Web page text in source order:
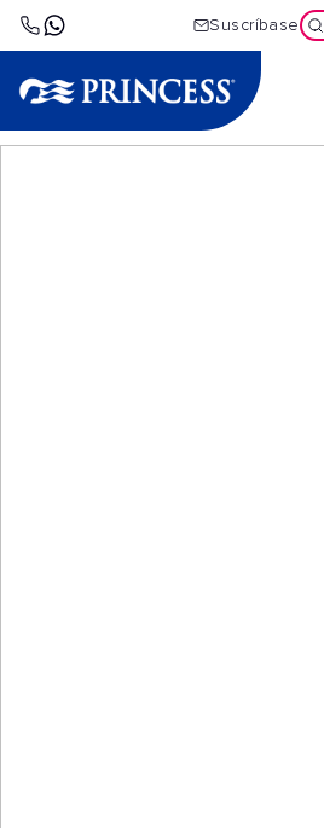
Suscríbase